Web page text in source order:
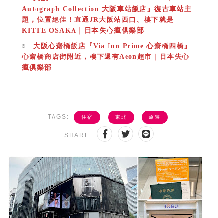
Autograph Collection 大阪車站飯店』復古車站主
題，位置絕佳！直通JR大阪站西口、樓下就是
KITTE OSAKA｜日本失心瘋俱樂部
大阪心齋橋飯店『Via Inn Prime 心齋橋四橋』
心齋橋商店街附近，樓下還有Aeon超市｜日本失心
瘋俱樂部
TAGS: 住宿 東北 旅遊
SHARE: